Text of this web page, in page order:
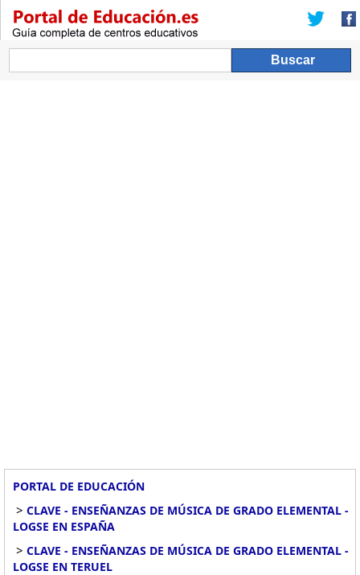
PORTAL DE EDUCACIÓN
> CLAVE - ENSEÑANZAS DE MÚSICA DE GRADO ELEMENTAL -
LOGSE EN ESPAÑA
> CLAVE - ENSEÑANZAS DE MÚSICA DE GRADO ELEMENTAL -
LOGSE EN TERUEL